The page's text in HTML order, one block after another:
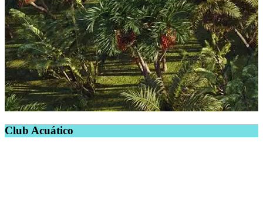
Club Acuático